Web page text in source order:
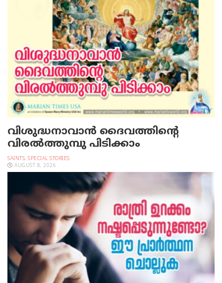
വിശുദ്ധനാവാന്‍ ദൈവത്തിന്റെ
വിരല്‍ത്തുമ്പു പിടിക്കാം
SAINTS, SPECIAL STORIES
AUGUST 8, 2026